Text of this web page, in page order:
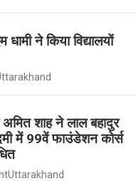
ar
e
ने किया विद्यालयों
शाह ने लाल बहादुर
में 99वें फाउंडेशन कोर्स